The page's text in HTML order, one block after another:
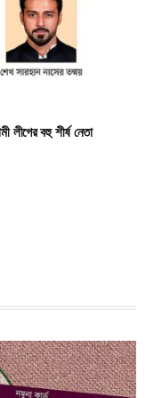
লীগের বহু শীর্ষ নেতা